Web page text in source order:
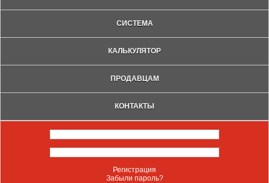
СИСТЕМА
КАЛЬКУЛЯТОР
ПРОДАВЦАМ
КОНТАКТЫ
Регистрация
Забыли пароль?